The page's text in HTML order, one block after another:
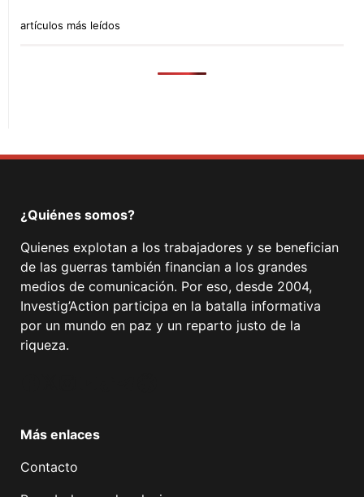
artículos más leídos
¿Quiénes somos?
Quienes explotan a los trabajadores y se benefician
de las guerras también financian a los grandes
medios de comunicación. Por eso, desde 2004,
Investig’Action participa en la batalla informativa
por un mundo en paz y un reparto justo de la
riqueza.
Más enlaces
Contacto